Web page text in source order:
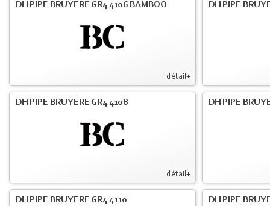
détail+
DH PIPE BRUYERE GR4 4106 BAMBOO DH PIPE
détail+
DH PIPE BRUYERE GR4 4108 DH PIPE
DH PIPE BRUYERE GR4 4110 DH PIPE